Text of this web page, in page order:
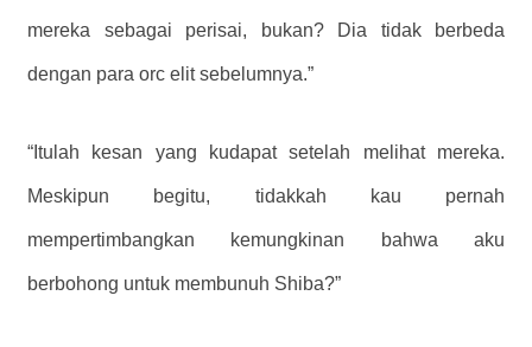
mereka sebagai perisai, bukan? Dia tidak berbeda
dengan para orc elit sebelumnya.”
“Itulah kesan yang kudapat setelah melihat mereka.
Meskipun begitu, tidakkah kau pernah
mempertimbangkan kemungkinan bahwa aku
berbohong untuk membunuh Shiba?”